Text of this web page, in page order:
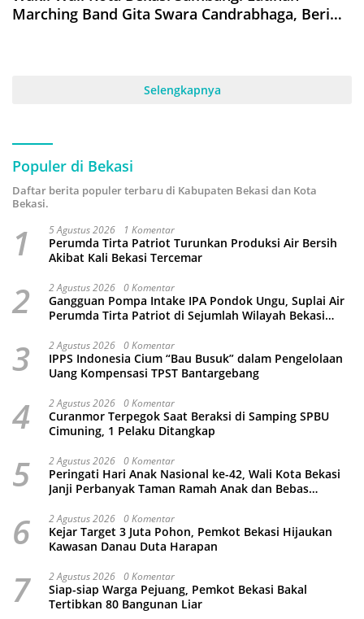
Marching Band Gita Swara Candrabhaga, Beri
Selengkapnya
Populer di Bekasi
Daftar berita populer terbaru di Kabupaten Bekasi dan Kota
Bekasi.
1 5 Agustus 2026 1 Komentar
Perumda Tirta Patriot Turunkan Produksi Air Bersih
Akibat Kali Bekasi Tercemar
2 2 Agustus 2026 0 Komentar
Gangguan Pompa Intake IPA Pondok Ungu, Suplai Air
Perumda Tirta Patriot di Sejumlah Wilayah Bekasi
3 2 Agustus 2026 0 Komentar
IPPS Indonesia Cium “Bau Busuk” dalam Pengelolaan
Uang Kompensasi TPST Bantargebang
4 2 Agustus 2026 0 Komentar
Curanmor Terpegok Saat Beraksi di Samping SPBU
Cimuning, 1 Pelaku Ditangkap
5 2 Agustus 2026 0 Komentar
Peringati Hari Anak Nasional ke-42, Wali Kota Bekasi
Janji Perbanyak Taman Ramah Anak dan Bebas
6 2 Agustus 2026 0 Komentar
Kejar Target 3 Juta Pohon, Pemkot Bekasi Hijaukan
Kawasan Danau Duta Harapan
7 2 Agustus 2026 0 Komentar
Siap-siap Warga Pejuang, Pemkot Bekasi Bakal
Tertibkan 80 Bangunan Liar